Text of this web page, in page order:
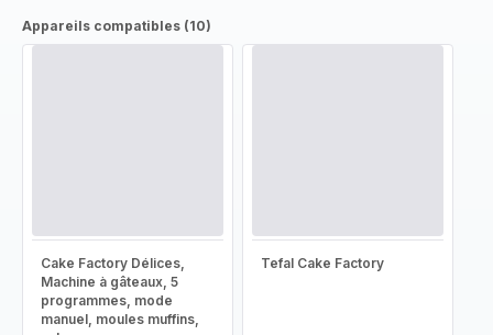
Appareils compatibles (10)
Cake Factory Délices,
Machine à gâteaux, 5
programmes, mode
manuel, moules muffins,
Tefal Cake Factory